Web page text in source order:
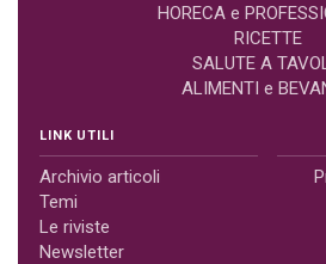
HORECA e
RICETTE
SALUTE A
ALIMENTI e
LINK UTILI
Archivio articoli
Temi
Le riviste
Newsletter